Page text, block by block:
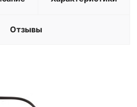
Отзывы